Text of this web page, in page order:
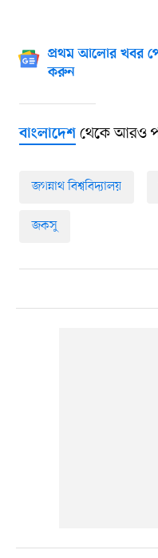
প্রথম আলোর খবর
করুন
বাংলাদেশথেকে আরও
জগন্নাথ বিশ্ববিদ্যালয়
জকসু